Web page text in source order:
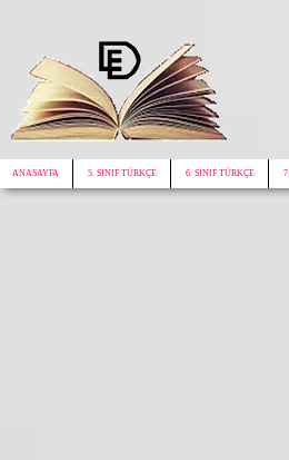
ANASAYFA 5. SINIF TÜRKÇE 6. SINIF TÜRKÇE